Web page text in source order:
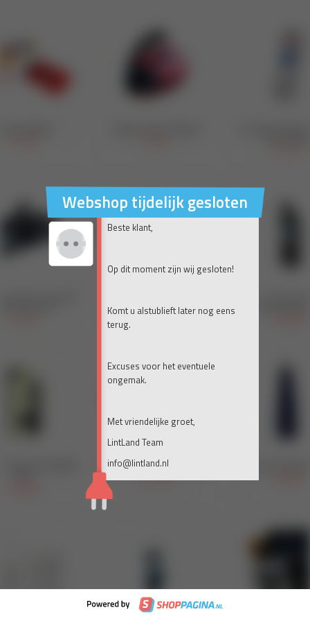
Webshop tijdelijk gesloten
Beste klant,
Op dit moment zijn wij gesloten!
Komt u alstublieft later nog eens
terug.
Excuses voor het eventuele
ongemak.
Met vriendelijke groet,
LintLand Team
info@lintland.nl